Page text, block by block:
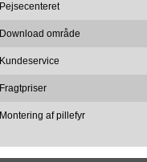
Pejsecenteret
Download område
Kundeservice
Fragtpriser
Montering af pillefyr